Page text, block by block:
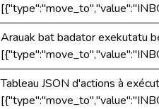
Arauak bat badator exekutatu
Tableau JSON d'actions à